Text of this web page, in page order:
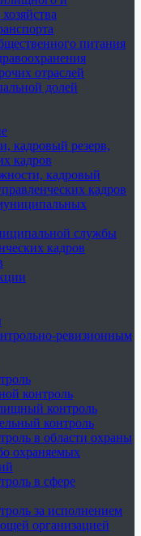
питания
отраслей
долей
кадровый резерв,
кадров
кадровый
кадров
службы
кадров
ревизионным
контроль
контроль
контроль
в области охраны
охраняемых
в сфере
за исполнением
организацией